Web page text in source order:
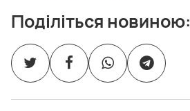
Поділіться новиною: